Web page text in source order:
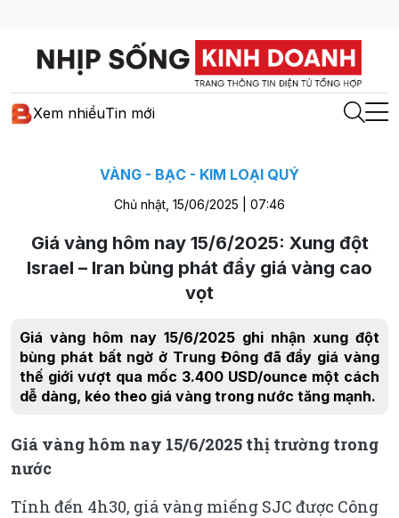
Xem nhiềuTin mới
VÀNG - BẠC - KIM LOẠI QUÝ
Chủ nhật, 15/06/2025 | 07:46
Giá vàng hôm nay 15/6/2025: Xung đột
Israel – Iran bùng phát đẩy giá vàng cao
vọt
Giá vàng hôm nay 15/6/2025 ghi nhận xung đột
bùng phát bất ngờ ở Trung Đông đã đẩy giá vàng
thế giới vượt qua mốc 3.400 USD/ounce một cách
dễ dàng, kéo theo giá vàng trong nước tăng mạnh.
Giá vàng hôm nay 15/6/2025 thị trường trong
nước
Tính đến 4h30, giá vàng miếng SJC được Công